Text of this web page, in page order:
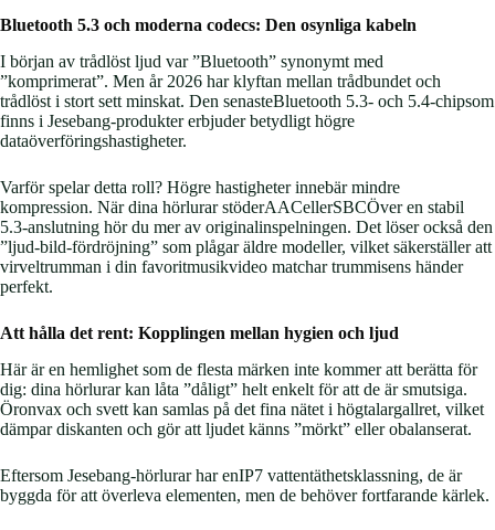
Bluetooth 5.3 och moderna codecs: Den osynliga kabeln
I början av trådlöst ljud var ”Bluetooth” synonymt med
”komprimerat”. Men år 2026 har klyftan mellan trådbundet och
trådlöst i stort sett minskat. Den senasteBluetooth 5.3- och 5.4-chipsom
finns i Jesebang-produkter erbjuder betydligt högre
dataöverföringshastigheter.
Varför spelar detta roll? Högre hastigheter innebär mindre
kompression. När dina hörlurar stöderAACellerSBCÖver en stabil
5.3-anslutning hör du mer av originalinspelningen. Det löser också den
”ljud-bild-fördröjning” som plågar äldre modeller, vilket säkerställer att
virveltrumman i din favoritmusikvideo matchar trummisens händer
perfekt.
Att hålla det rent: Kopplingen mellan hygien och ljud
Här är en hemlighet som de flesta märken inte kommer att berätta för
dig: dina hörlurar kan låta ”dåligt” helt enkelt för att de är smutsiga.
Öronvax och svett kan samlas på det fina nätet i högtalargallret, vilket
dämpar diskanten och gör att ljudet känns ”mörkt” eller obalanserat.
Eftersom Jesebang-hörlurar har enIP7 vattentäthetsklassning, de är
byggda för att överleva elementen, men de behöver fortfarande kärlek.